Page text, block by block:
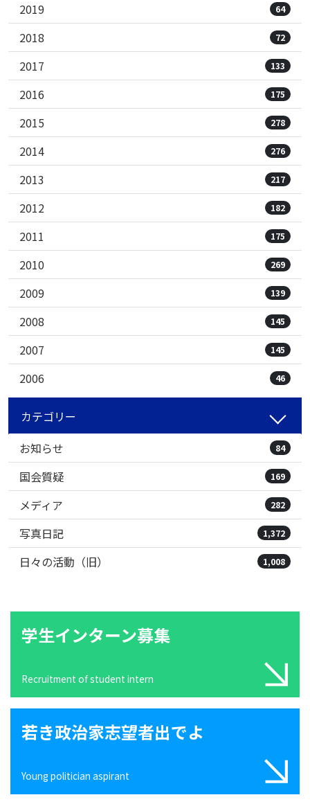
2019 64
2018 72
2017 133
2016 175
2015 278
2014 276
2013 217
2012 182
2011 175
2010 269
2009 139
2008 145
2007 145
2006 46
カテゴリー
お知らせ
84
国会質疑 169
メディア 282
写真日記 1,372
日々の活動（旧） 1,008
学生インターン募集
Recruitment of student intern
若き政治家志望者出でよ
Young politician aspirant